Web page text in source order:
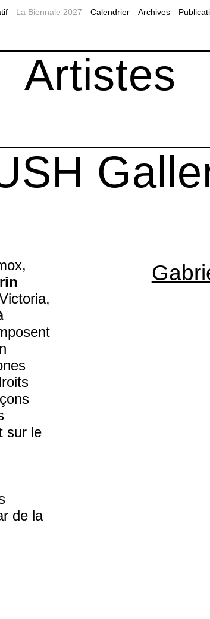
La Biennale 2027
Accessibilité
Calendrier Archives
Programmes publics
Artistes
sur le
de la